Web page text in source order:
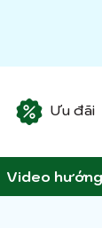
Ưu đãi
Video